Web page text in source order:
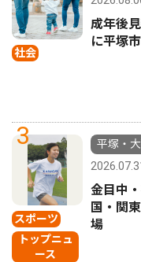
社会
成年後
に平塚
3
スポーツ
トップニュ
ース
平塚・
金目中
国・関
場